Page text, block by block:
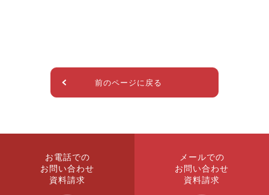
前のページに戻る
お電話での
お問い合わせ
資料請求
メールでの
お問い合わせ
資料請求